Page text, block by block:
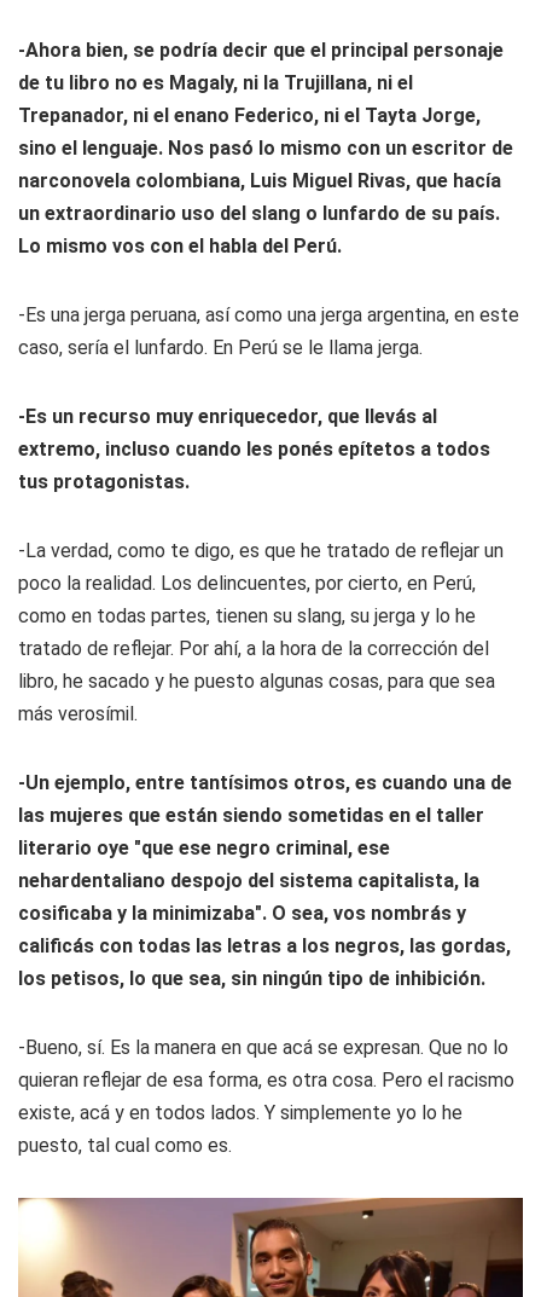
-Ahora bien, se podría decir que el principal personaje
de tu libro no es Magaly, ni la Trujillana, ni el
Trepanador, ni el enano Federico, ni el Tayta Jorge,
sino el lenguaje. Nos pasó lo mismo con un escritor de
narconovela colombiana, Luis Miguel Rivas, que hacía
un extraordinario uso del slang o lunfardo de su país.
Lo mismo vos con el habla del Perú.
-Es una jerga peruana, así como una jerga argentina, en este
caso, sería el lunfardo. En Perú se le llama jerga.
-Es un recurso muy enriquecedor, que llevás al
extremo, incluso cuando les ponés epítetos a todos
tus protagonistas.
-La verdad, como te digo, es que he tratado de reflejar un
poco la realidad. Los delincuentes, por cierto, en Perú,
como en todas partes, tienen su slang, su jerga y lo he
tratado de reflejar. Por ahí, a la hora de la corrección del
libro, he sacado y he puesto algunas cosas, para que sea
más verosímil.
-Un ejemplo, entre tantísimos otros, es cuando una de
las mujeres que están siendo sometidas en el taller
literario oye "que ese negro criminal, ese
nehardentaliano despojo del sistema capitalista, la
cosificaba y la minimizaba". O sea, vos nombrás y
calificás con todas las letras a los negros, las gordas,
los petisos, lo que sea, sin ningún tipo de inhibición.
-Bueno, sí. Es la manera en que acá se expresan. Que no lo
quieran reflejar de esa forma, es otra cosa. Pero el racismo
existe, acá y en todos lados. Y simplemente yo lo he
puesto, tal cual como es.